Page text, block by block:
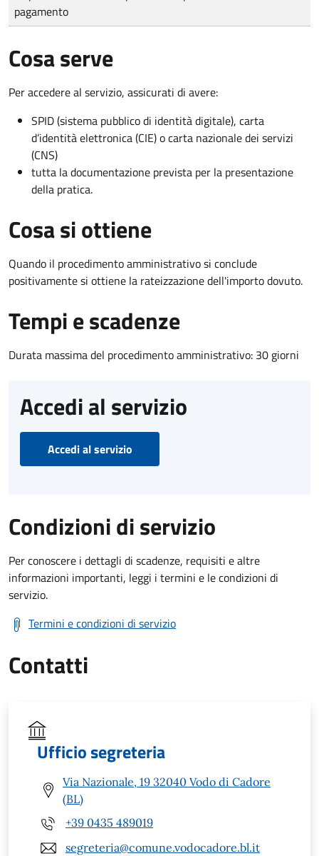
pagamento
Cosa serve
Per accedere al servizio, assicurati di avere:
SPID (sistema pubblico di identità digitale), carta
d’identità elettronica (CIE) o carta nazionale dei servizi
(CNS)
tutta la documentazione prevista per la presentazione
della pratica.
Cosa si ottiene
Quando il procedimento amministrativo si conclude
positivamente si ottiene la rateizzazione dell'importo dovuto.
Tempi e scadenze
Durata massima del procedimento amministrativo: 30 giorni
Accedi al servizio
Accedi al servizio
Condizioni di servizio
Per conoscere i dettagli di scadenze, requisiti e altre
informazioni importanti, leggi i termini e le condizioni di
servizio.
Termini e condizioni di servizio
Contatti
Ufficio segreteria
Via Nazionale, 19 32040 Vodo di Cadore
(BL)
+39 0435 489019
segreteria@comune.vodocadore.bl.it